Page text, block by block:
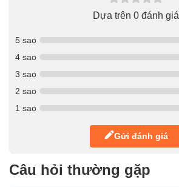
Dựa trên 0 đánh giá
5 sao
4 sao
3 sao
2 sao
1 sao
Gửi đánh giá
Câu hỏi thường gặp